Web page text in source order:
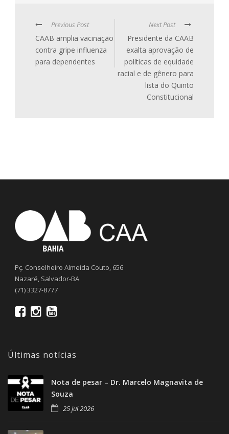
Previous Post
CAAB amplia vacinação
contra gripe influenza
para dependentes
Next Post
Presidente da CAAB
exalta aprovação de
políticas de equidade
racial e de gênero para
lista do Quinto
Constitucional
Pç. Conselheiro Almeida Couto, 656
Nazaré, Salvador-BA
(71) 3327-8777
Últimas notícias
Nota de pesar – Dr. Marcelo Magnavita de
Souza
25 jul 2026